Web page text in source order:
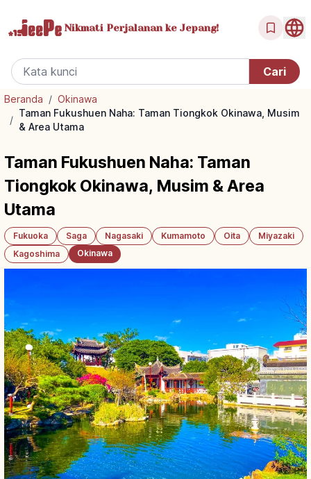
Nikmati Perjalanan ke Jepang!
Beranda / Okinawa
/
Taman Fukushuen Naha: Taman Tiongkok Okinawa, Musim
& Area Utama
Taman Fukushuen Naha: Taman
Tiongkok Okinawa, Musim & Area
Utama
Fukuoka Saga Nagasaki Kumamoto Oita
Miyazaki
Kagoshima
Okinawa